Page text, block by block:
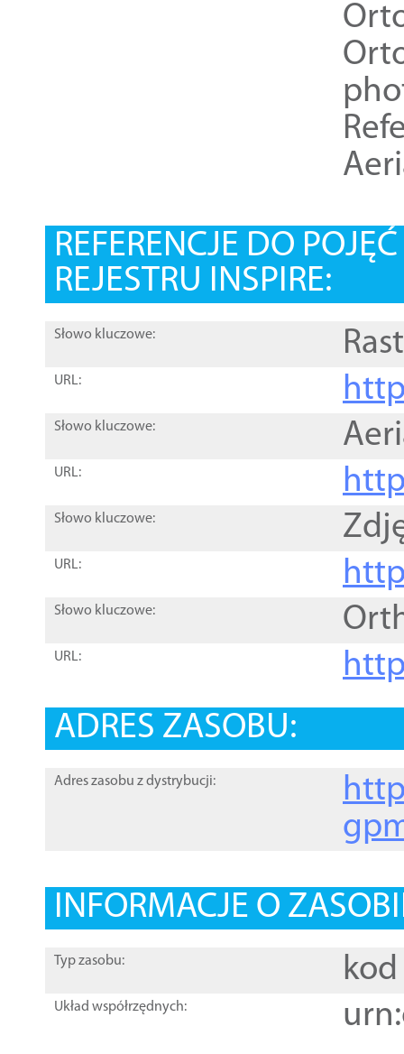
REFERENCJE DO
REJESTRU INSPIRE:
Słowo kluczowe:
URL:
Słowo kluczowe:
URL:
Słowo kluczowe:
URL:
Słowo kluczowe:
URL:
ADRES ZASOBU:
Adres zasobu z dystrybucji:
INFORMACJE O
Typ zasobu: kod
Układ współrzędnych: